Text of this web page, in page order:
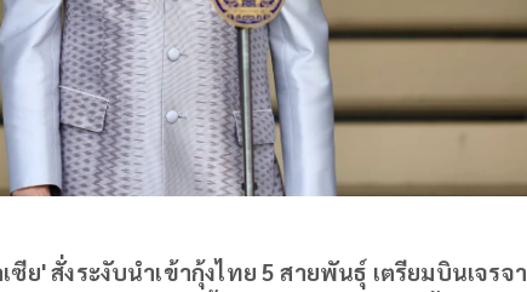
ซีย' สั่งระงับนำเข้ากุ้งไทย 5 สายพันธุ์ เตรียมบินเจรจา